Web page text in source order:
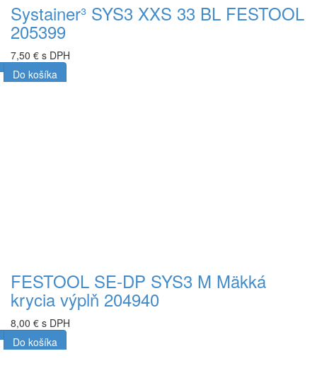
Systainer³ SYS3 XXS 33 BL FESTOOL
205399
7,50 € s DPH
Do košíka
FESTOOL SE-DP SYS3 M Mäkká
krycia výplň 204940
8,00 € s DPH
Do košíka